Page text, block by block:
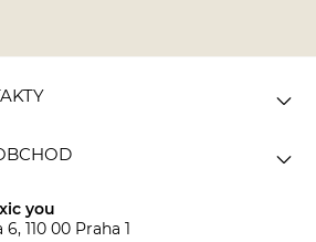


you
110 00 Praha 1